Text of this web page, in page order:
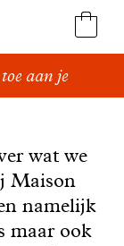
aan je
wat we
Maison
namelijk
maar ook